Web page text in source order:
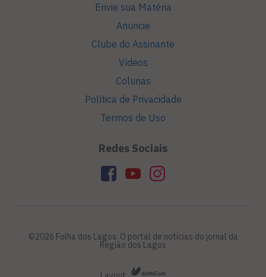
Envie sua Matéria
Anuncie
Clube do Assinante
Vídeos
Colunas
Política de Privacidade
Termos de Uso
Redes Sociais
©2026 Folha dos Lagos. O portal de notícias do jornal da
Região dos Lagos